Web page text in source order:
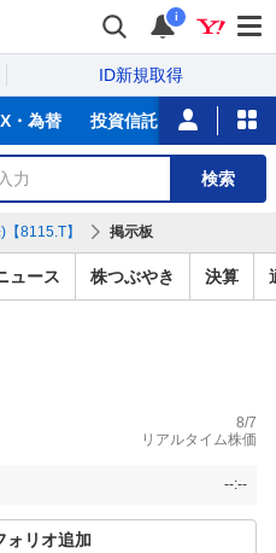
i
ID新規取得
・為替 投資信託 ニュース
検索
8115.T】 掲示板
ュース 株つぶやき 決算
8/7
リアルタイム株価
--:--
ォリオ追加